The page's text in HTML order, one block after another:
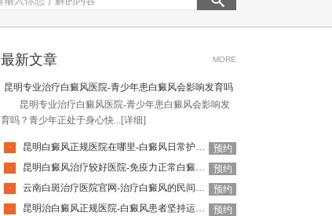
最新文章 MORE
昆明专业治疗白癜风医院-青少年患白癜风会影响发育吗
昆明专业治疗白癜风医院-青少年患白癜风会影响发
育吗？青少年正处于身心快... [详细]
· 昆明白癜风正规医院在哪里-白癜风日常护理要避开哪些误区呢
预约
·
昆明白癜风治疗较好医院-免疫力正常白癜风就不会扩散吗
预约
·
云南白斑治疗医院官网-治疗白癜风的民间偏方可信吗
预约
·
昆明治白癜风正规医院-白癜风患者坚持运动能提升自信吗
预约